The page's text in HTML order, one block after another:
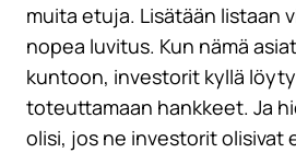
muita etuja. Lisätään listaan
nopea luvitus. Kun nämä
kuntoon, investorit kyllä
toteuttamaan hankkeet. Ja
olisi, jos ne investorit olisivat